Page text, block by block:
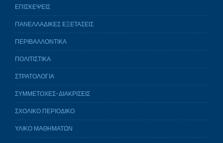
ΕΠΙΣΚΕΨΕΙΣ
ΠΑΝΕΛΛΑΔΙΚΕΣ ΕΞΕΤΑΣΕΙΣ
ΠΕΡΙΒΑΛΛΟΝΤΙΚΑ
ΠΟΛΙΤΙΣΤΙΚΑ
ΣΤΡΑΤΟΛΟΓΙΑ
ΣΥΜΜΕΤΟΧΕΣ-ΔΙΑΚΡΙΣΕΙΣ
ΣΧΟΛΙΚΟ ΠΕΡΙΟΔΙΚΟ
ΥΛΙΚΟ ΜΑΘΗΜΑΤΩΝ